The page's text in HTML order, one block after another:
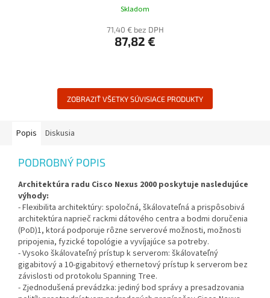
Skladom
71,40 € bez DPH
87,82 €
ZOBRAZIŤ VŠETKY SÚVISIACE PRODUKTY
Popis Diskusia
PODROBNÝ POPIS
Architektúra radu Cisco Nexus 2000 poskytuje nasledujúce
výhody:
- Flexibilita architektúry: spoločná, škálovateľná a prispôsobivá
architektúra naprieč rackmi dátového centra a bodmi doručenia
(PoD)1, ktorá podporuje rôzne serverové možnosti, možnosti
pripojenia, fyzické topológie a vyvíjajúce sa potreby.
- Vysoko škálovateľný prístup k serverom: škálovateľný
gigabitový a 10-gigabitový ethernetový prístup k serverom bez
závislosti od protokolu Spanning Tree.
- Zjednodušená prevádzka: jediný bod správy a presadzovania